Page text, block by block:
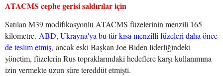
ATACMS cephe gerisi saldırılar için
Satılan M39 modifikasyonlu ATACMS füzelerinin menzili 165
kilometre. ABD, Ukrayna'ya bu tür kısa menzilli füzeleri daha önce
de teslim etmiş, ancak eski Başkan Joe Biden liderliğindeki
yönetim, füzelerin Rus topraklarındaki hedeflere karşı kullanımına
izin vermekte uzun süre tereddüt etmişti.